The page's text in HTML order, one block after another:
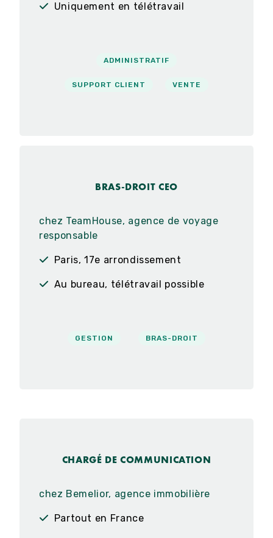
Uniquement en télétravail
ADMINISTRATIF
SUPPORT CLIENT VENTE
BRAS-DROIT CEO
chez TeamHouse, agence de voyage
responsable
Paris, 17e arrondissement
Au bureau, télétravail possible
GESTION BRAS-DROIT
CHARGÉ DE COMMUNICATION
chez Bemelior, agence immobilière
Partout en France